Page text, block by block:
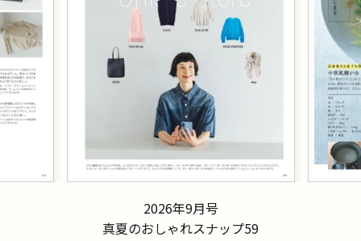
2026年9月号
真夏のおしゃれスナップ59